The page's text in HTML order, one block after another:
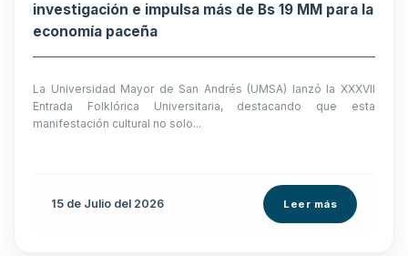
investigación e impulsa más de Bs 19 MM para la
economía paceña
La Universidad Mayor de San Andrés (UMSA) lanzó la XXXVII
Entrada Folklórica Universitaria, destacando que esta
manifestación cultural no solo...
15 de Julio del 2026 Leer más